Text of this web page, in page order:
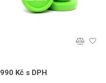
990 Kč s DPH